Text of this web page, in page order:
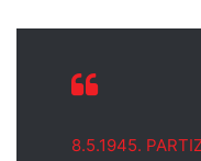
8.5.1945.